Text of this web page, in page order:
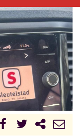
Volgend uur